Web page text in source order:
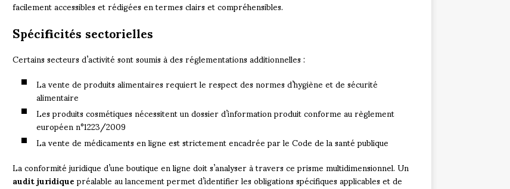
facilement accessibles et rédigées en termes clairs et compréhensibles.
Spécificités sectorielles
Certains secteurs d’activité sont soumis à des réglementations additionnelles :
La vente de produits alimentaires requiert le respect des normes d’hygiène et de sécurité
alimentaire
Les produits cosmétiques nécessitent un dossier d’information produit conforme au règlement
européen n°1223/2009
La vente de médicaments en ligne est strictement encadrée par le Code de la santé publique
La conformité juridique d’une boutique en ligne doit s’analyser à travers ce prisme multidimensionnel. Un
audit juridiquepréalable au lancement permet d’identifier les obligations spécifiques applicables et de